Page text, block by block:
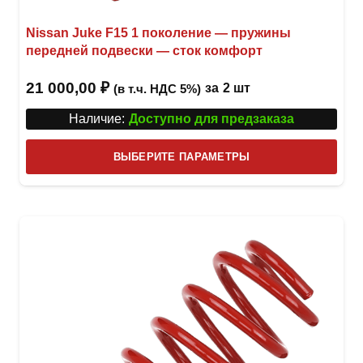
Nissan Juke F15 1 поколение — пружины
передней подвески — сток комфорт
21 000,00 ₽ (в т.ч. НДС 5%) за 2 шт
Наличие: Доступно для предзаказа
ВЫБЕРИТЕ ПАРАМЕТРЫ
товар